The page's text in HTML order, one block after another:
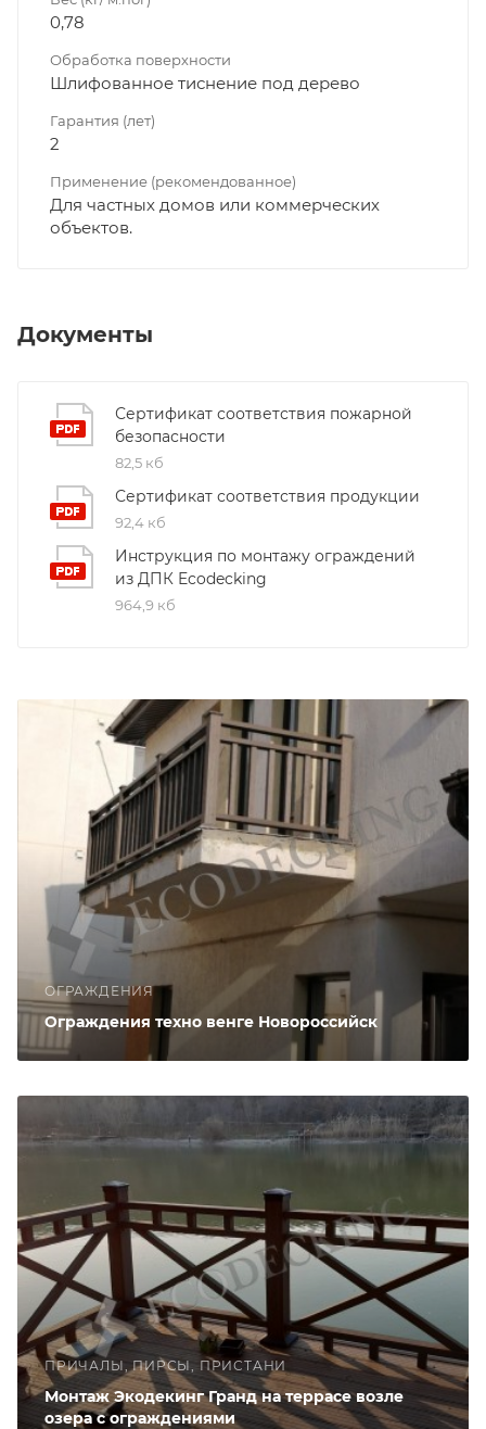
0,78
Обработка поверхности
Шлифованное тиснение под дерево
Гарантия (лет)
2
Применение (рекомендованное)
Для частных домов или коммерческих
объектов.
Документы
Сертификат соответствия пожарной
безопасности
82,5 кб
Сертификат соответствия продукции
92,4 кб
Инструкция по монтажу ограждений
из ДПК Ecodecking
964,9 кб
ОГРАЖДЕНИЯ
Ограждения техно венге Новороссийск
ПРИЧАЛЫ, ПИРСЫ, ПРИСТАНИ
Монтаж Экодекинг Гранд на террасе возле
озера с ограждениями